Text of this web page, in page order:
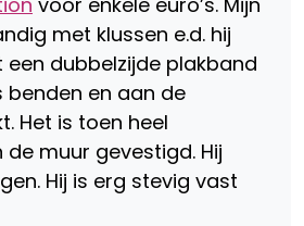
met klussen e.d. hij
dubbelzijde plakband
benden en aan de
Het is toen heel
de muur gevestigd. Hij
Hij is erg stevig vast